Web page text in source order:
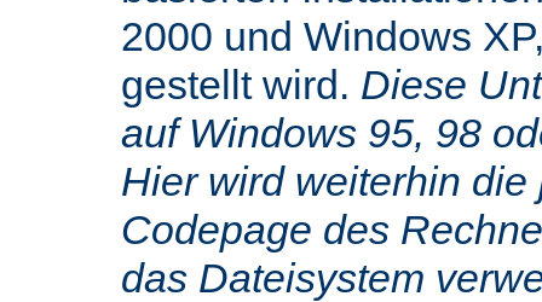
2000 und Windows
gestellt wird. Diese
auf Windows 95, 98
Hier wird weiterhin
Codepage des
das Dateisystem